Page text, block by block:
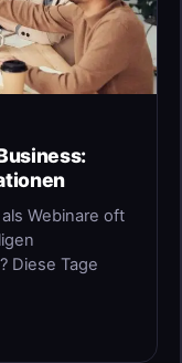
Webinare oft
Diese Tage